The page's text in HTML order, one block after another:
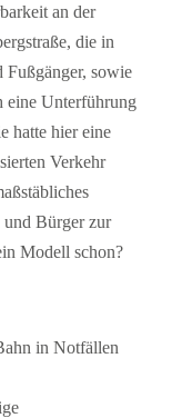
an der
die in
sowie
eine Unterführung
hatte hier eine
Verkehr
Bürger zur
Modell schon?
in Notfällen